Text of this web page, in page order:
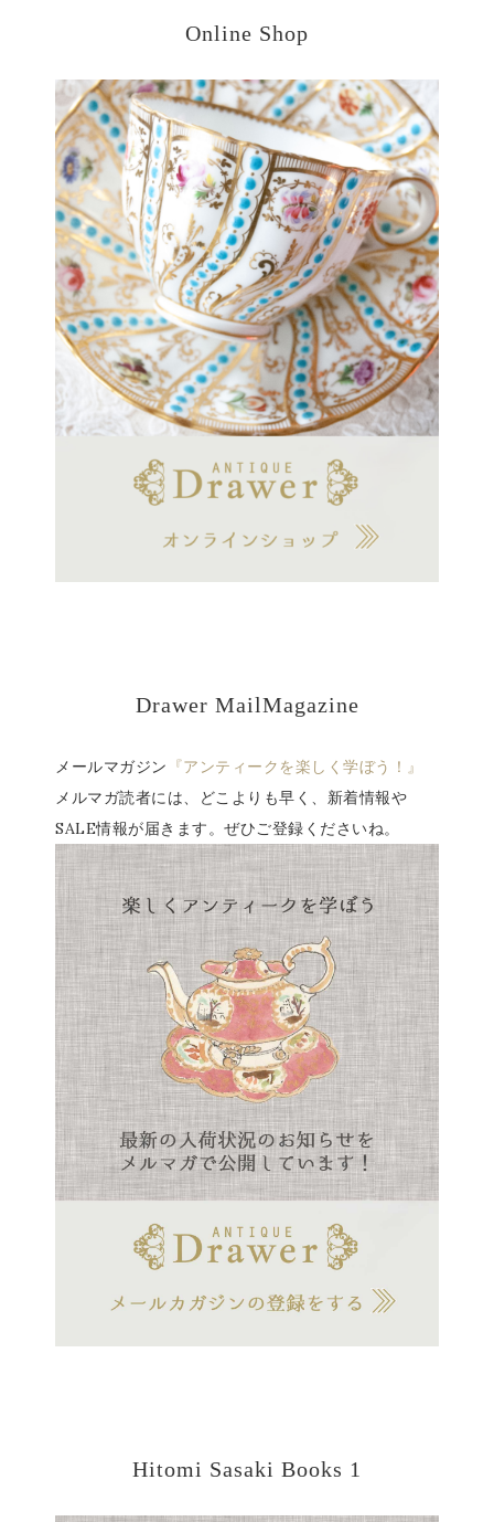
Online Shop
Drawer MailMagazine
メールマガジン 『アンティークを楽しく学ぼう！』
メルマガ読者には、どこよりも早く、新着情報や
SALE情報が届きます。ぜひご登録くださいね。
Hitomi Sasaki Books 1